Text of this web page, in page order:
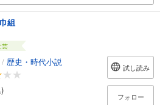
組
芸
/ 歴史・時代小説
試し読み
フォロー